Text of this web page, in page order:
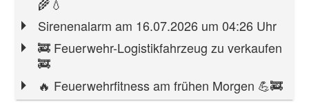
🌾💧
Sirenenalarm am 16.07.2026 um 04:26 Uhr
🚒 Feuerwehr-Logistikfahrzeug zu verkaufen
🚒
🔥 Feuerwehrfitness am frühen Morgen 💪🚒